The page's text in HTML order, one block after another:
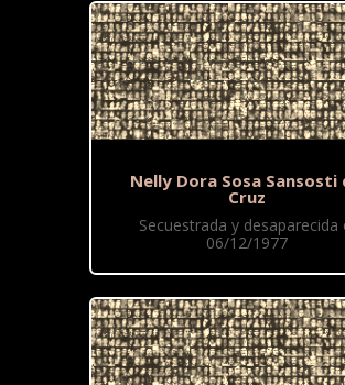
Nelly Dora Sosa Sansosti
Cruz
Secuestrada y desaparecida
06/12/1977